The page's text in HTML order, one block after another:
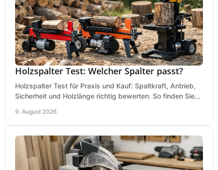
Holzspalter Test: Welcher Spalter passt?
Holzspalter Test für Praxis und Kauf: Spaltkraft, Antrieb,
Sicherheit und Holzlänge richtig bewerten. So finden Sie
9. August 2026